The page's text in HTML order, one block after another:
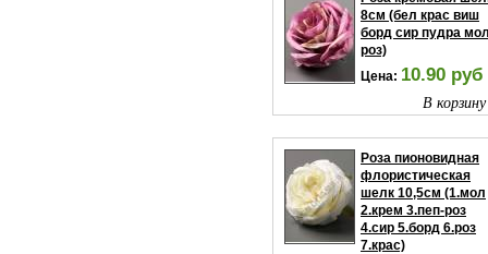
8см (бел крас виш
борд сир пудра
роз)
Цена: 10.90 руб
В
Роза пионовидная
флористическая
шелк 10,5см (1.мол
2.крем 3.пеп-роз
4.сир 5.борд 6.роз
7.крас)